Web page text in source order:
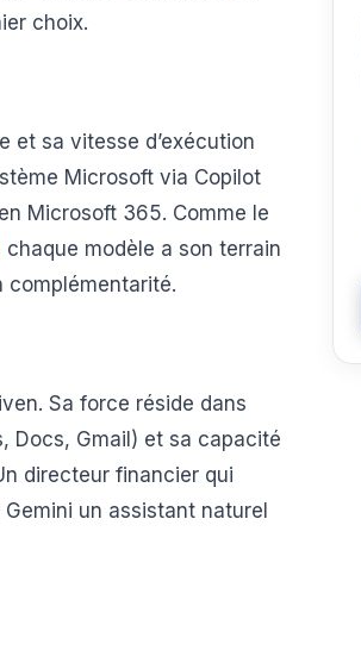
choix.
et sa vitesse d’exécution
Microsoft via Copilot
Microsoft 365. Comme le
chaque modèle a son terrain
complémentarité.
Sa force réside dans
Docs, Gmail) et sa capacité
directeur financier qui
un assistant naturel